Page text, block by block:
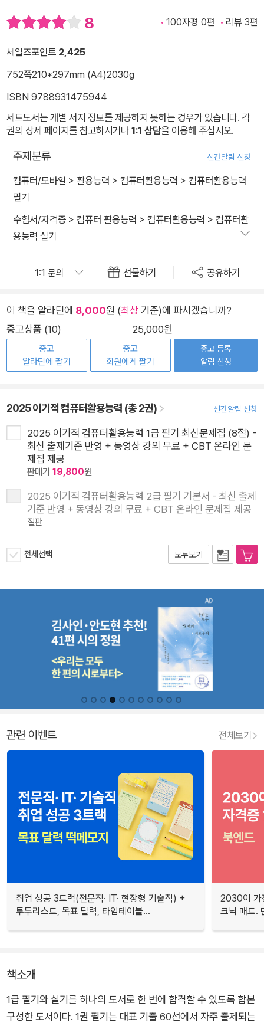
8 100자평 0편 리뷰 3편
세일즈포인트 2,425
752쪽210*297mm (A4)2030g
ISBN 9788931475944
세트도서는 개별 서지 정보를 제공하지 못하는 경우가 있습니다. 각
권의 상세 페이지를 참고하시거나 1:1 상담을 이용해 주십시오.
주제분류 신간알림 신청
컴퓨터/모바일 > 활용능력 > 컴퓨터활용능력 > 컴퓨터활용능력
필기
수험서/자격증 > 컴퓨터 활용능력 > 컴퓨터활용능력 > 컴퓨터활
용능력 실기
선물하기 공유하기
이 책을 알라딘에 8,000원 (최상 기준)에 파시겠습니까?
중고상품 (10) 25,000원
중고
알라딘에 팔기
중고
회원에게 팔기
중고 등록
알림 신청
2025 이기적 컴퓨터활용능력 (총 2권) 신간알림 신청
2025 이기적 컴퓨터활용능력 1급 필기 최신문제집 (8절) -
최신 출제기준 반영 + 동영상 강의 무료 + CBT 온라인 문
제집 제공
판매가19,800원
2025 이기적 컴퓨터활용능력 2급 필기 기본서 - 최신 출제
기준 반영 + 동영상 강의 무료 + CBT 온라인 문제집 제공
절판
전체선택 모두보기
관련 이벤트 전체보기
취업 성공 3트랙(전문직· IT· 현장형 기술직) +
투두리스트, 목표 달력, 타임테이블...
2030이 가
크닉 매트.
책소개
1급 필기와 실기를 하나의 도서로 한 번에 합격할 수 있도록 합본
구성한 도서이다. 1권 필기는 대표 기출 60선에서 자주 출제되는